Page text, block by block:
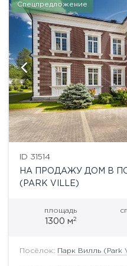
Спецпредложение
ID 31514
НА ПРОДАЖУ ДОМ В
(PARK VILLE)
площадь
1300 м2
Посёлок: Парк Вилль (Park